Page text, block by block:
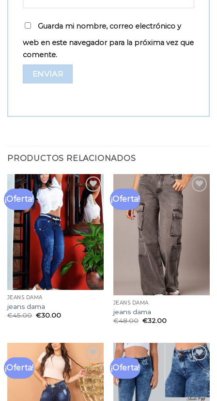
Guarda mi nombre, correo electrónico y
web en este navegador para la próxima vez que
comente.
PRODUCTOS RELACIONADOS
¡Oferta!
Añadir
a la
lista
de
deseos
JEANS DAMA
jeans dama
€45.00 €30.00
¡Oferta!
JEANS DAMA
jeans dama
€48.00 €32.00
¡Oferta!
Añadir
a la
lista
de
deseos
¡Oferta!
Añadir
a la
lista
de
deseos